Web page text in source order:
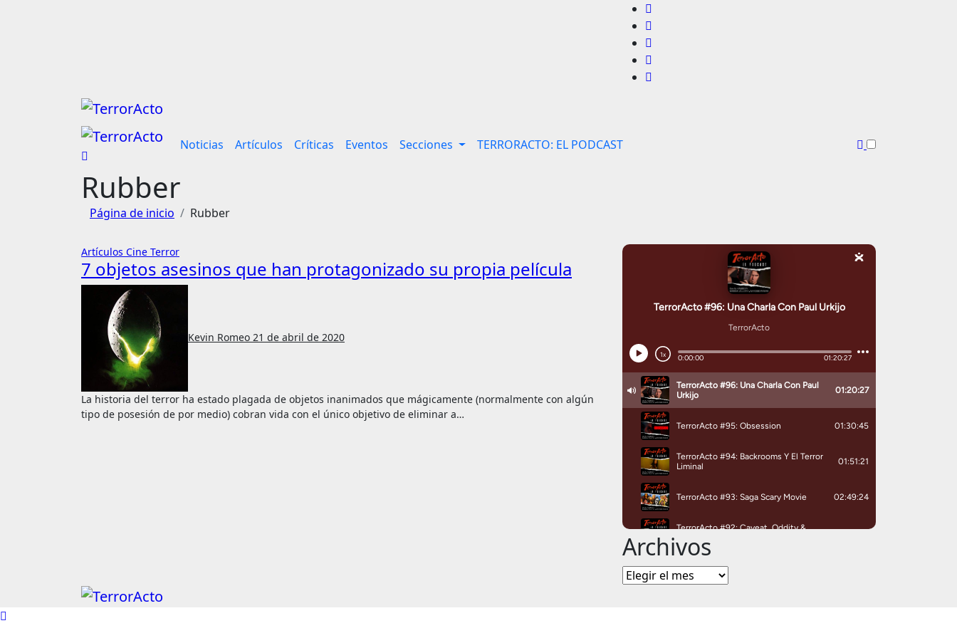
Noticias Artículos Críticas Eventos Secciones TERRORACTO: EL PODCAST
Rubber
Página de inicio Rubber
Artículos Cine Terror
7 objetos asesinos que han protagonizado su propia película
Kevin Romeo 21 de abril de 2020
La historia del terror ha estado plagada de objetos inanimados que mágicamente (normalmente con algún
tipo de posesión de por medio) cobran vida con el único objetivo de eliminar a…
Archivos
Archivos